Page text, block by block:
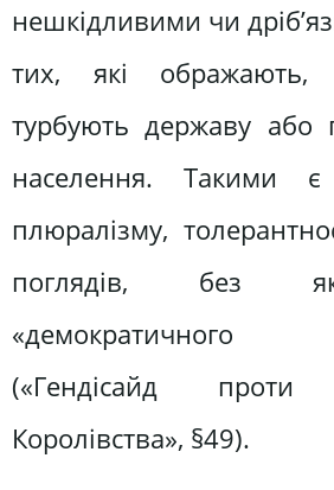
нешкідливими чи
тих, які
турбують державу або
населення. Такими
плюралізму,
поглядів, без
«демократичного
(«Гендісайд проти
Королівства», §49).